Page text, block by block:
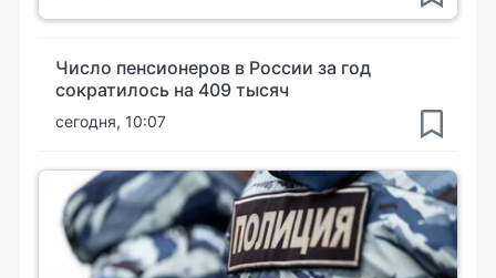
Число пенсионеров в России за год
сократилось на 409 тысяч
сегодня, 10:07